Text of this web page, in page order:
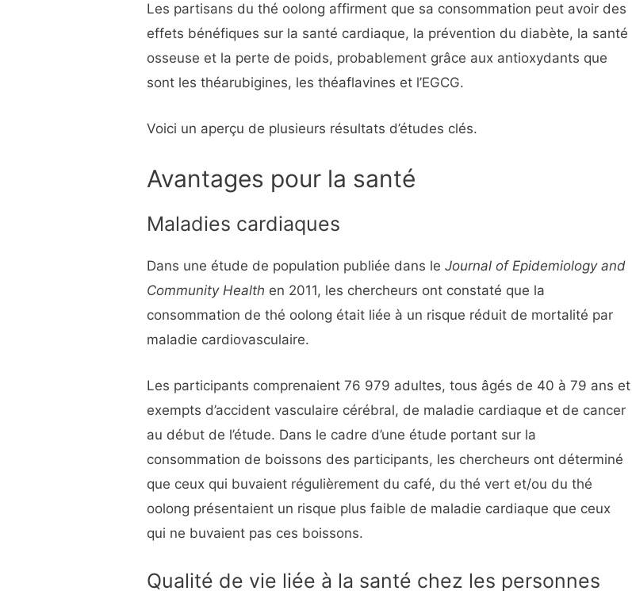
Les partisans du thé oolong affirment que sa consommation peut avoir des
effets bénéfiques sur la santé cardiaque, la prévention du diabète, la santé
osseuse et la perte de poids, probablement grâce aux antioxydants que
sont les théarubigines, les théaflavines et l’EGCG.
Voici un aperçu de plusieurs résultats d’études clés.
Avantages pour la santé
Maladies cardiaques
Dans une étude de population publiée dans leJournal of Epidemiology and
Community Health en 2011, les chercheurs ont constaté que la
consommation de thé oolong était liée à un risque réduit de mortalité par
maladie cardiovasculaire.
Les participants comprenaient 76 979 adultes, tous âgés de 40 à 79 ans et
exempts d’accident vasculaire cérébral, de maladie cardiaque et de cancer
au début de l’étude. Dans le cadre d’une étude portant sur la
consommation de boissons des participants, les chercheurs ont déterminé
que ceux qui buvaient régulièrement du café, du thé vert et/ou du thé
oolong présentaient un risque plus faible de maladie cardiaque que ceux
qui ne buvaient pas ces boissons.
Qualité de vie liée à la santé chez les personnes